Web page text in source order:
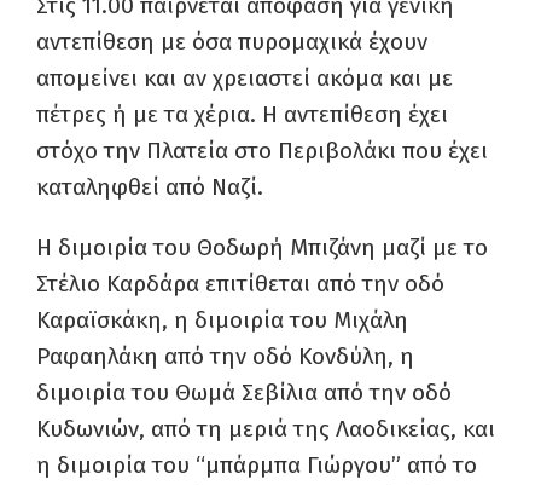
αντεπίθεση με όσα πυρομαχικά έχουν
απομείνει και αν χρειαστεί ακόμα και με
πέτρες ή με τα χέρια. Η αντεπίθεση έχει
στόχο την Πλατεία στο Περιβολάκι που έχει
καταληφθεί από Ναζί.
Η διμοιρία του Θοδωρή Μπιζάνη μαζί με το
Στέλιο Καρδάρα επιτίθεται από την οδό
Καραϊσκάκη, η διμοιρία του Μιχάλη
Ραφαηλάκη από την οδό Κονδύλη, η
διμοιρία του Θωμά Σεβίλια από την οδό
Κυδωνιών, από τη μεριά της Λαοδικείας, και
η διμοιρία του “μπάρμπα Γιώργου” από το